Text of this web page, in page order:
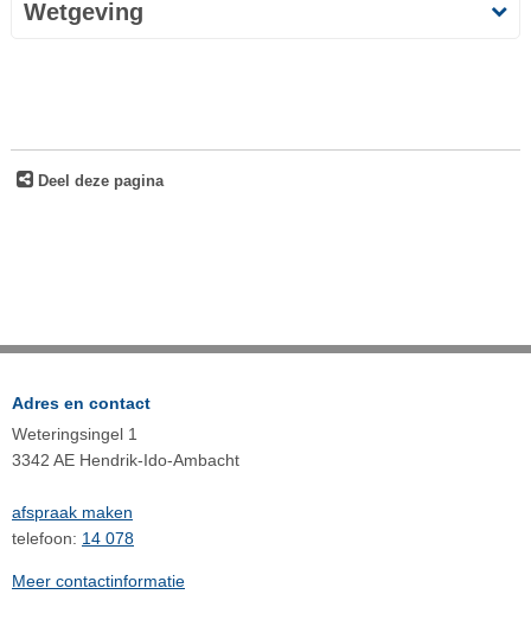
Wetgeving
Deel deze pagina
Adres en contact
Weteringsingel 1
3342 AE Hendrik-Ido-Ambacht
afspraak maken
telefoon: 14 078
Meer contactinformatie